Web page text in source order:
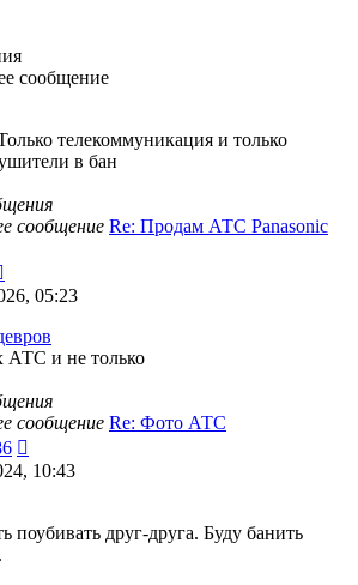
сообщение
телекоммуникация и только
в бан
сообщение Re: Продам АТС Panasonic
к
последнему
сообщению
05:23
АТС и не только
сообщение Re: Фото АТС
к
10:43
поубивать друг-друга. Буду банить